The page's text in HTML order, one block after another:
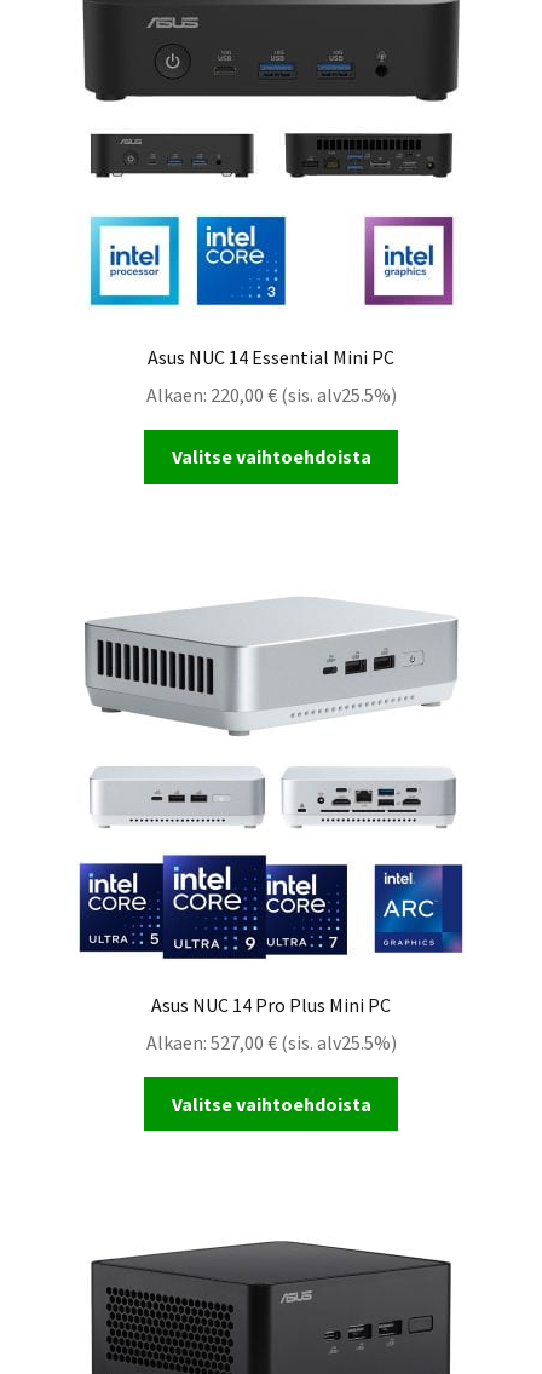
Asus NUC 14 Essential Mini PC
Alkaen: 220,00 €(sis. alv25.5%)
Valitse vaihtoehdoista
Asus NUC 14 Pro Plus Mini PC
Alkaen: 527,00 €(sis. alv25.5%)
Valitse vaihtoehdoista